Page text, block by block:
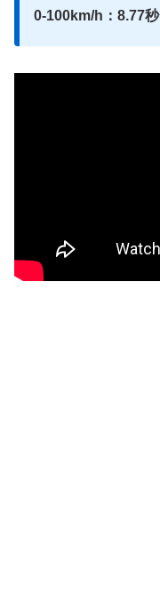
0-100km/h：8.77秒